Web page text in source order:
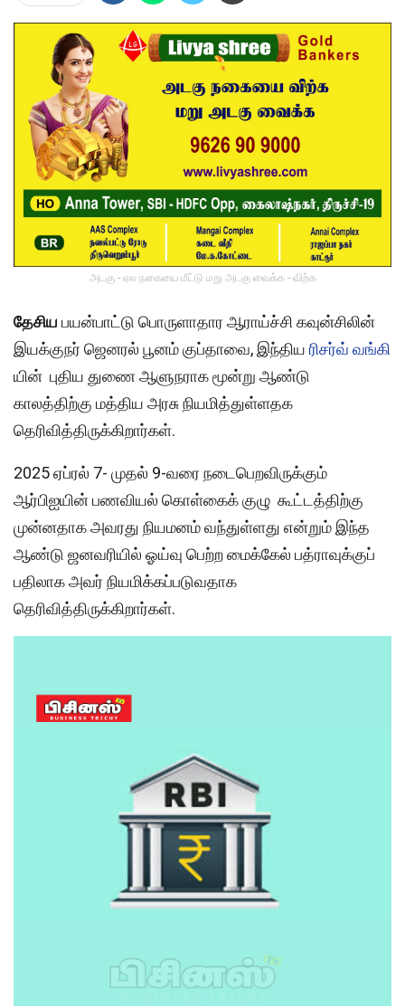
அடகு - ஏல நகையை மீட்டு மறு அடகு வைக்க - விற்க
தேசிய பயன்பாட்டு பொருளாதார ஆராய்ச்சி கவுன்சிலின்
இயக்குநர் ஜெனரல் பூனம் குப்தாவை, இந்திய ரிசர்வ் வங்கி
யின் புதிய துணை ஆளுநராக மூன்று ஆண்டு
காலத்திற்கு மத்திய அரசு நியமித்துள்ளதக
தெரிவித்திருக்கிறார்கள்.
2025 ஏப்ரல் 7- முதல் 9-வரை நடைபெறவிருக்கும்
ஆர்பிஐயின் பணவியல் கொள்கைக் குழு கூட்டத்திற்கு
முன்னதாக அவரது நியமனம் வந்துள்ளது என்றும் இந்த
ஆண்டு ஜனவரியில் ஓய்வு பெற்ற மைக்கேல் பத்ராவுக்குப்
பதிலாக அவர் நியமிக்கப்படுவதாக
தெரிவித்திருக்கிறார்கள்.